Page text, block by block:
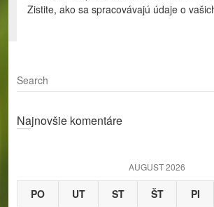
Zistite, ako sa spracovávajú údaje o
S
e
rNajnovšie komentáre
AUGUST 2026
PO UT ST ŠT PI